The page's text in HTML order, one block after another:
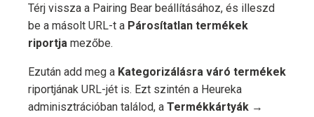
Térj vissza a Pairing Bear beállításához, és illeszd
be a másolt URL-t a Párosítatlan termékek
riportja mezőbe.
Ezután add meg a Kategorizálásra váró termékek
riportjának URL-jét is. Ezt szintén a Heureka
adminisztrációban találod, a Termékkártyák →